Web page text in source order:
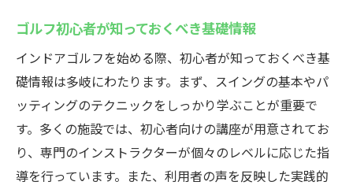
ゴルフ初心者が知っておくべき基礎情報
インドアゴルフを始める際、初心者が知っておくべき基
礎情報は多岐にわたります。まず、スイングの基本やパ
ッティングのテクニックをしっかり学ぶことが重要で
す。多くの施設では、初心者向けの講座が用意されてお
り、専門のインストラクターが個々のレベルに応じた指
導を行っています。また、利用者の声を反映した実践的